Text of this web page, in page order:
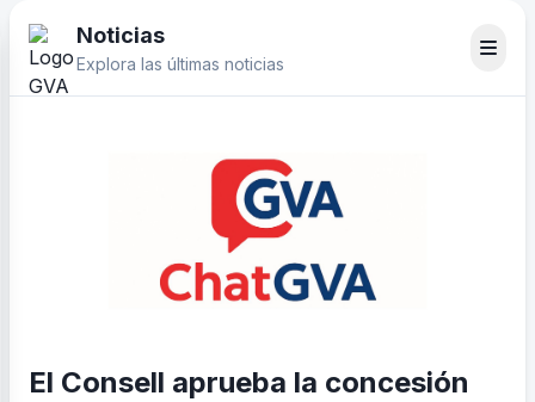
Noticias
Explora las últimas noticias
El Consell aprueba la concesión